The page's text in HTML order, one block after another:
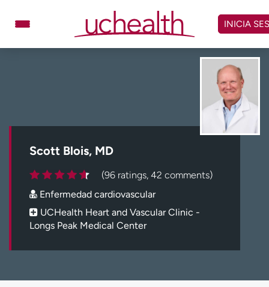
contenido
Carreras
Inicie sesión en My Health Connection
Acerca de UCHealth
Clases y eventos
INICIA
Scott Blois, MD
(96 ratings, 42 comments)
Enfermedad cardiovascular
UCHealth Heart and Vascular Clinic -
Longs Peak Medical Center